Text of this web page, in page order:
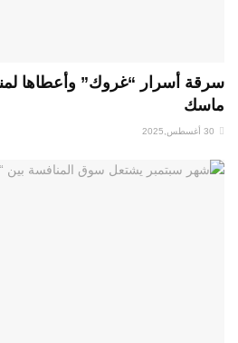
سرقة أسرار “غروك” وأعطاها
ماسك